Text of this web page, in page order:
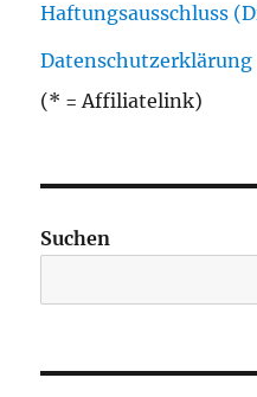
Haftungsausschluss
Datenschutzerklärung
(* = Affiliatelink)
Suchen